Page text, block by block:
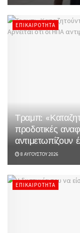
ΕΠΙΚΑΙΡΌΤΗΤΑ
Τραμπ:
προδοτικές
αντιμετωπίζουν
8 ΑΥΓΟΎΣΤΟΥ 2026
ΕΠΙΚΑΙΡΌΤΗΤΑ